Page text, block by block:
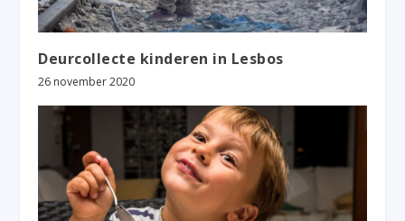
Deurcollecte kinderen in Lesbos
26 november 2020